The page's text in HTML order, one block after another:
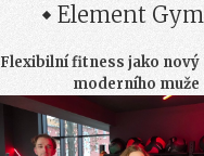
Element
Flexibilní fitness jako
moderního muže